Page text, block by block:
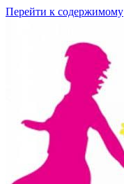
Перейти к содержимому